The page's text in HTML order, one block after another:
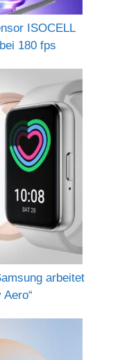
ISOCELL
180 fps
arbeitet